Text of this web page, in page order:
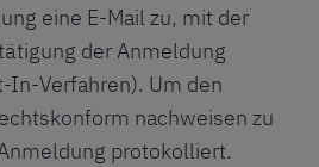
eine E-Mail zu, mit der
der Anmeldung
In-Verfahren). Um den
nachweisen zu
protokolliert.